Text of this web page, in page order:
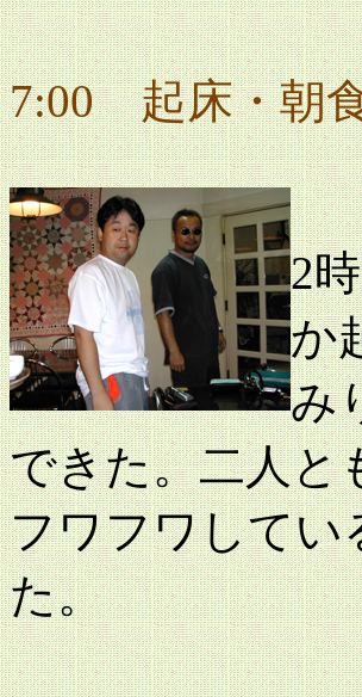
7:00 起床・朝
2
か
み
できた。二人と
フワフワしてい
た。